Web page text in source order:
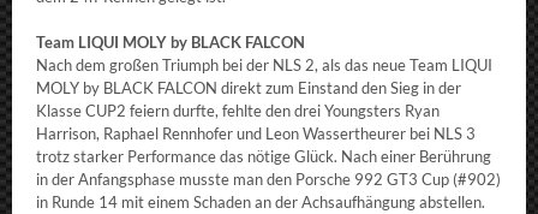
Team LIQUI MOLY by BLACK FALCON
Nach dem großen Triumph bei der NLS 2, als das neue Team LIQUI
MOLY by BLACK FALCON direkt zum Einstand den Sieg in der
Klasse CUP2 feiern durfte, fehlte den drei Youngsters Ryan
Harrison, Raphael Rennhofer und Leon Wassertheurer bei NLS 3
trotz starker Performance das nötige Glück. Nach einer Berührung
in der Anfangsphase musste man den Porsche 992 GT3 Cup (#902)
in Runde 14 mit einem Schaden an der Achsaufhängung abstellen.